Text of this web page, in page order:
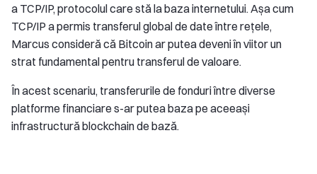
a TCP/IP, protocolul care stă la baza internetului. Așa cum
TCP/IP a permis transferul global de date între rețele,
Marcus consideră că Bitcoin ar putea deveni în viitor un
strat fundamental pentru transferul de valoare.
În acest scenariu, transferurile de fonduri între diverse
platforme financiare s-ar putea baza pe aceeași
infrastructură blockchain de bază.